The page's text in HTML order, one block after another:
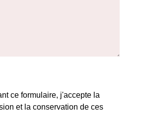
ce formulaire, j'accepte la
et la conservation de ces